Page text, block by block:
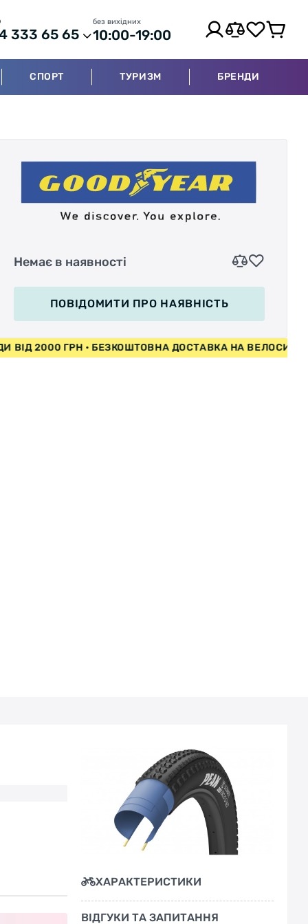
333 65 65
без вихідних
10:00-19:00
СПОРТ ТУРИЗМ БРЕНДИ
Немає в наявності
ПОВІДОМИТИ ПРО НАЯВНІСТЬ
ВІД 2000 ГРН • БЕЗКОШТОВНА ДОСТАВКА НА
ХАРАКТЕРИСТИКИ
ВІДГУКИ ТА ЗАПИТАННЯ